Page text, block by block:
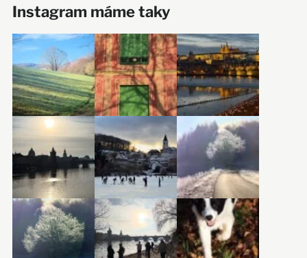
Instagram máme taky